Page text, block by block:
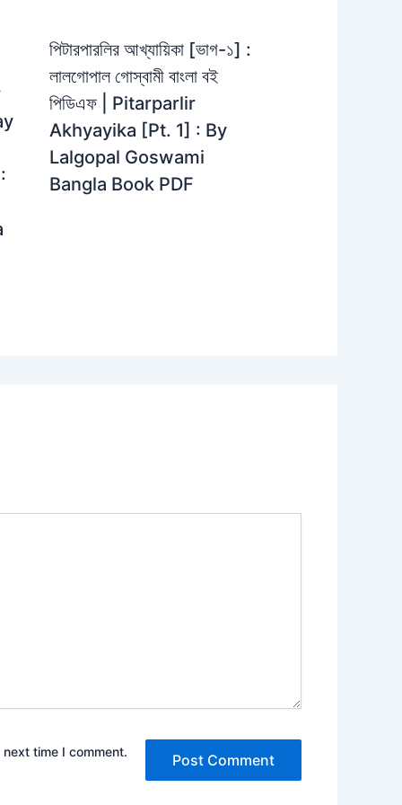
পিটারপারলির আখ্যায়িকা [ভাগ-১] :
লালগোপাল গোস্বামী বাংলা বই
পিডিএফ | Pitarparlir
Akhyayika [Pt. 1] : By
Lalgopal Goswami
Bangla Book PDF
time I comment.